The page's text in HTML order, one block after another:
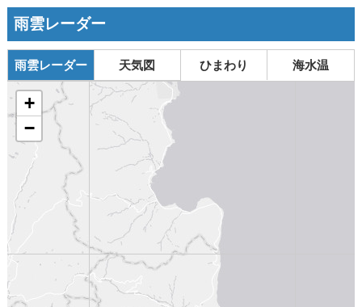
雨雲レーダー
雨雲レーダー 天気図 ひまわり 海水温
+
−